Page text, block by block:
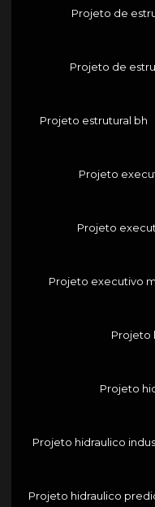
Projeto de
Projeto de
Projeto estrutural bh
Projeto
Projeto
Projeto executivo
Projeto
Projeto
Projeto hidraulico
Projeto hidraulico